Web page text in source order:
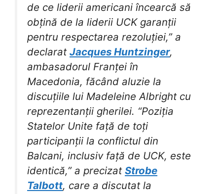
de ce liderii americani încearcă să
obțină de la liderii UCK garanții
pentru respectarea rezoluției,” a
declarat Jacques Huntzinger,
ambasadorul Franței în
Macedonia, făcând aluzie la
discuțiile lui Madeleine Albright cu
reprezentanții gherilei. “Poziția
Statelor Unite față de toți
participanții la conflictul din
Balcani, inclusiv față de UCK, este
identică,” a precizat Strobe
Talbott, care a discutat la